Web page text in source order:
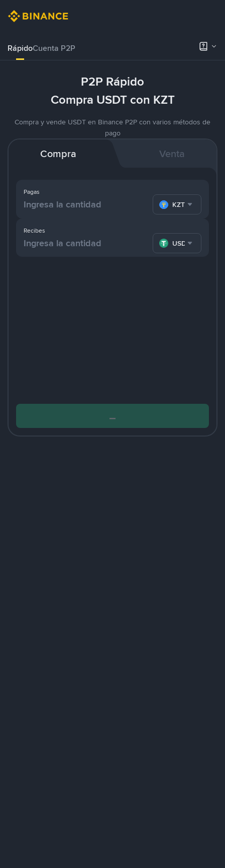
RápidoCuenta P2P
P2P Rápido
Compra USDT con KZT
Compra y vende USDT en Binance P2P con varios métodos de
pago
Compra Venta
Pagas
KZT
Recibes
USDT